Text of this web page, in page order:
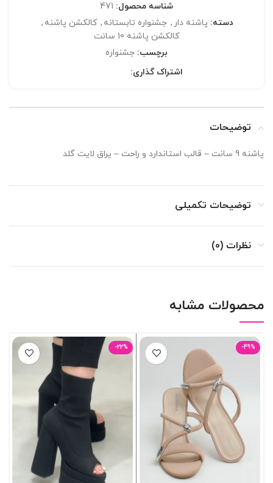
شناسه محصول: 471
دسته: پاشنه دار , جشنواره تابستانه , کالکشن پاشنه ,
کالکشن پاشنه 10 سانت
برچسب: جشنواره
اشتراک گذاری:
توضیحات
پاشنه 9 سانت – قالب استاندارد و راحت – یراق لایت گلد
توضیحات تکمیلی
نظرات (0)
محصولات مشابه
-49%
-22%